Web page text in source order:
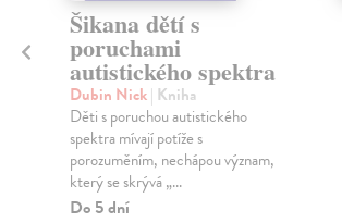
Šikana dětí s
poruchami
autistického spektra
Dubin Nick| Kniha
Děti s poruchou autistického
spektra mívají potíže s
porozuměním, nechápou význam,
který se skrývá „...
Do 5 dní